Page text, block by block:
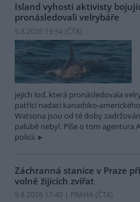
Island vyhostí aktivisty
pronásledovali velrybáře
5.8.2026 19:54 (ČTK)
jejich loď, která pronásledovala
patřící nadaci kanadsko-
Watsona jsou od té doby
palubě nebyl. Píše o tom agentura
policii.
Záchranná stanice v Praze
volně žijících zvířat
5.8.2026 17:40 | PRAHA (ČTK)